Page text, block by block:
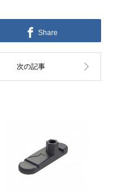
Share